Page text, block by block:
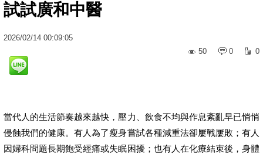
試試廣和中醫
2026/02/14 00:09:05
50
0 0
當代人的生活節奏越來越快，壓力、飲食不均與作息紊亂早已悄悄
侵蝕我們的健康。有人為了瘦身嘗試各種減重法卻屢戰屢敗；有人
因婦科問題長期飽受經痛或失眠困擾；也有人在化療結束後，身體